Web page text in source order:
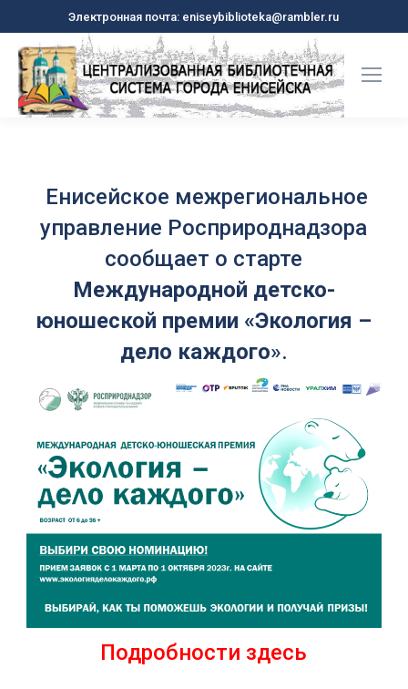
Электронная почта: eniseybiblioteka@rambler.ru
Енисейское межрегиональное
управление Росприроднадзора
сообщает о старте
Международной детско-
юношеской премии «Экология –
дело каждого».
Подробности здесь